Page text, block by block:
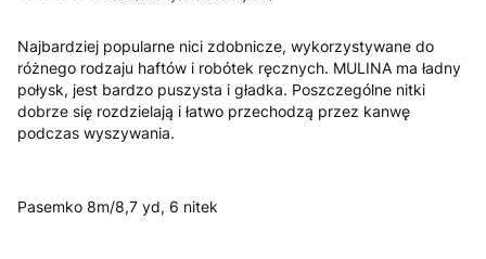
Najbardziej popularne nici zdobnicze, wykorzystywane do
różnego rodzaju haftów i robótek ręcznych. MULINA ma ładny
połysk, jest bardzo puszysta i gładka. Poszczególne nitki
dobrze się rozdzielają i łatwo przechodzą przez kanwę
podczas wyszywania.
Pasemko 8m/8,7 yd, 6 nitek